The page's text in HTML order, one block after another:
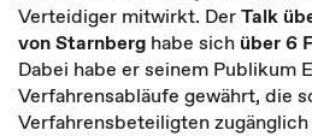
Verteidiger mitwirkt. DerTalk
von Starnberg habe sich über 6
Dabei habe er seinem Publikum
Verfahrensabläufe gewährt, die
Verfahrensbeteiligten zugänglich